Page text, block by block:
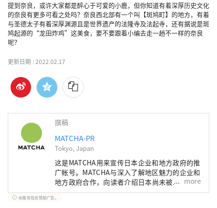
提到奈良，或许大家都是醉心于可爱的小鹿，但你知道有着深厚历史文化
的奈良有更多可看之处吗？奈良西北部有一个叫【斑鸠町】的地方，有着
与圣德太子有着深厚渊源且是世界遗产的法隆寺及法起寺，还有据说是斑
鸠起源的“龙田炸鸡”这美食，要不要跟着小编去走一趟不一样的奈良
呢？
更新日期 :2022.02.17
撰稿
MATCHA-PR
Tokyo, Japan
这是MATCHA用来宣传日本企业和地方政府的推
广帐号。MATCHA与深入了解地区魅力的企业和
地方政府合作，向读者介绍日本尚未被发现的魅
力！同时我们也根据该地区的政府和企业等提供
值得信赖的资讯撰写文章。
more
本服务包含赞助广告。